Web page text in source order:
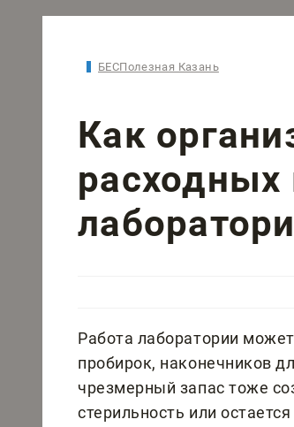
БЕСПолезная Казань
Как
расходных
Работа лаборатории
пробирок, наконечников
чрезмерный запас тоже
стерильность или